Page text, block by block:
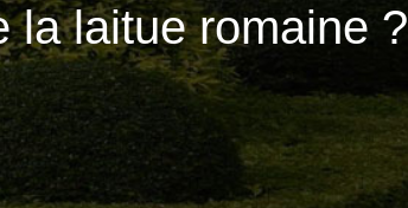
la laitue romaine ?